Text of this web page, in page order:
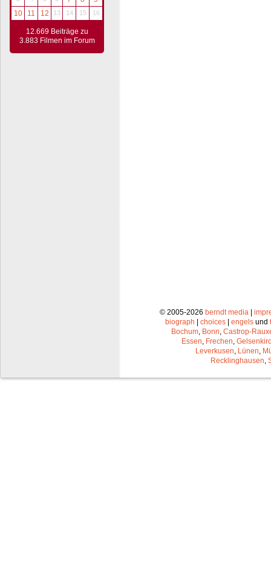
10
11 12 13 14 15 16
12.669 Beiträge zu
3.883 Filmen im Forum
© 2005-2026 berndt media |
biograph | choices | engels und
Bochum Bonn Castrop-
Essen Frechen
Leverkusen Lünen
Recklinghausen